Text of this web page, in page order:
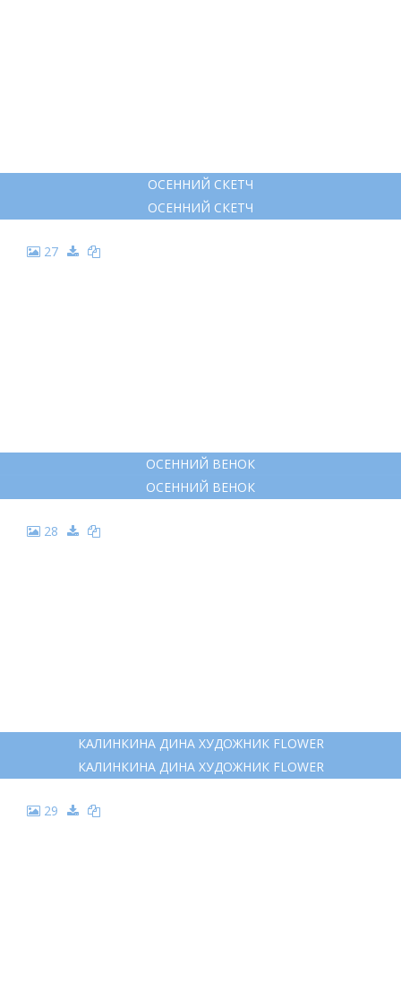
ОСЕННИЙ СКЕТЧ
ОСЕННИЙ СКЕТЧ
27
ОСЕННИЙ ВЕНОК
ОСЕННИЙ ВЕНОК
28
КАЛИНКИНА ДИНА ХУДОЖНИК FLOWER
КАЛИНКИНА ДИНА ХУДОЖНИК FLOWER
29